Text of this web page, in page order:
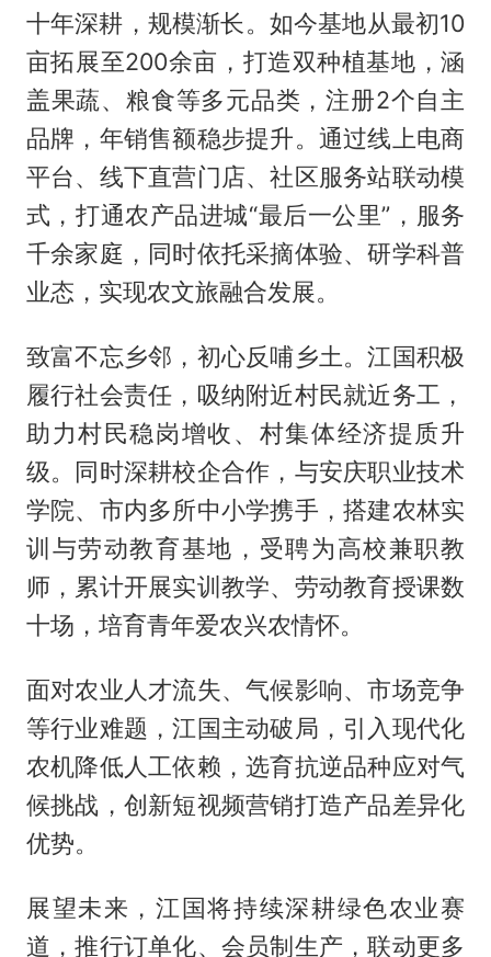
十年深耕，规模渐长。如今基地从最初10
亩拓展至200余亩，打造双种植基地，涵
盖果蔬、粮食等多元品类，注册2个自主
品牌，年销售额稳步提升。通过线上电商
平台、线下直营门店、社区服务站联动模
式，打通农产品进城“最后一公里”，服务
千余家庭，同时依托采摘体验、研学科普
业态，实现农文旅融合发展。
致富不忘乡邻，初心反哺乡土。江国积极
履行社会责任，吸纳附近村民就近务工，
助力村民稳岗增收、村集体经济提质升
级。同时深耕校企合作，与安庆职业技术
学院、市内多所中小学携手，搭建农林实
训与劳动教育基地，受聘为高校兼职教
师，累计开展实训教学、劳动教育授课数
十场，培育青年爱农兴农情怀。
面对农业人才流失、气候影响、市场竞争
等行业难题，江国主动破局，引入现代化
农机降低人工依赖，选育抗逆品种应对气
候挑战，创新短视频营销打造产品差异化
优势。
展望未来，江国将持续深耕绿色农业赛
道，推行订单化、会员制生产，联动更多